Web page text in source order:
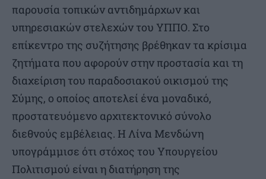
παρουσία τοπικών αντιδημάρχων και
υπηρεσιακών στελεχών του ΥΠΠΟ. Στο
επίκεντρο της συζήτησης βρέθηκαν τα κρίσιμα
ζητήματα που αφορούν στην προστασία και τη
διαχείριση του παραδοσιακού οικισμού της
Σύμης, ο οποίος αποτελεί ένα μοναδικό,
προστατευόμενο αρχιτεκτονικό σύνολο
διεθνούς εμβέλειας. Η Λίνα Μενδώνη
υπογράμμισε ότι στόχος του Υπουργείου
Πολιτισμού είναι η διατήρηση της